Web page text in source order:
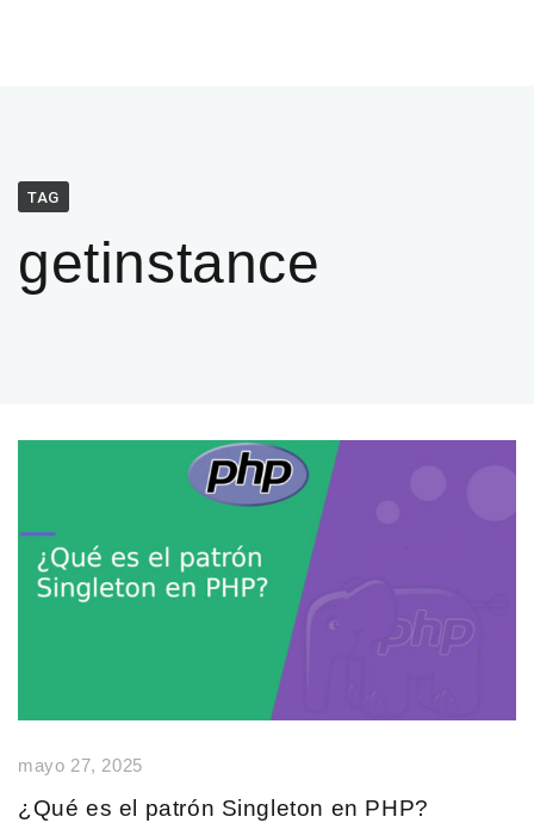
TAG
getinstance
mayo 27, 2025
¿Qué es el patrón Singleton en PHP?